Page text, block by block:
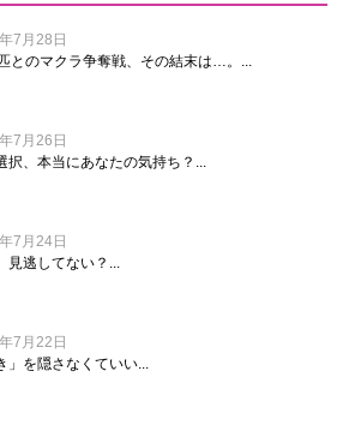
7月28日
とのマクラ争奪戦、その結末は…。...
7月26日
択、本当にあなたの気持ち？...
7月24日
見逃してない？...
7月22日
」を隠さなくていい...